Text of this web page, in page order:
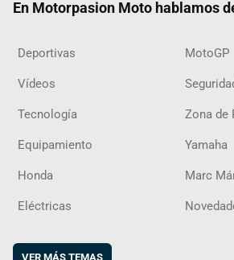
En Motorpasion Moto hablamos
Deportivas MotoGP
Vídeos
Tecnología Zona de
Equipamiento Yamaha
Honda Marc
Eléctricas
VER MÁS TEMAS